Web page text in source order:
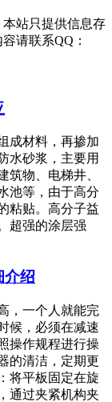
本站只提供信息存
请联系QQ：
成材料，再掺加
水砂浆，主要用
筑物、电梯井、
池等，由于高分
粘贴。高分子益
超强的涂层强
介绍
，一个人就能完
候，必须在减速
操作规程进行操
的清洁，定期更
将平板固定在旋
通过夹紧机构夹